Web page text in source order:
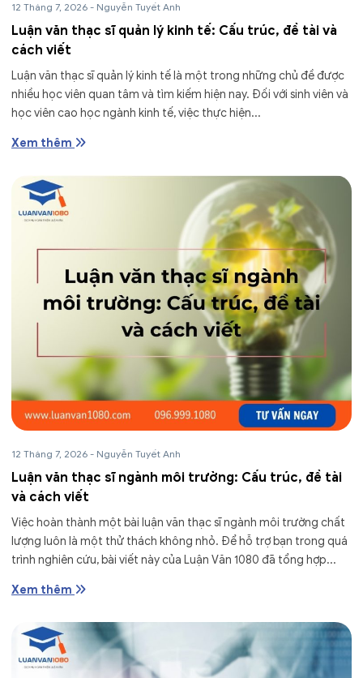
12 Tháng 7, 2026 - Nguyễn Tuyết Anh
Luận văn thạc sĩ quản lý kinh tế: Cấu trúc, đề tài và
cách viết
Luận văn thạc sĩ quản lý kinh tế là một trong những chủ đề được
nhiều học viên quan tâm và tìm kiếm hiện nay. Đối với sinh viên và
học viên cao học ngành kinh tế, việc thực hiện...
Xem thêm
12 Tháng 7, 2026 - Nguyễn Tuyết Anh
Luận văn thạc sĩ ngành môi trường: Cấu trúc, đề tài
và cách viết
Việc hoàn thành một bài luận văn thạc sĩ ngành môi trường chất
lượng luôn là một thử thách không nhỏ. Để hỗ trợ bạn trong quá
trình nghiên cứu, bài viết này của Luận Văn 1080 đã tổng hợp...
Xem thêm